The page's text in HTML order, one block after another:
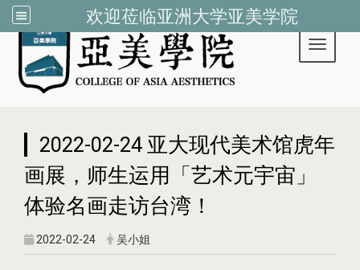
欢迎莅临亚洲大学亚美学院
Toggle
2022-02-24 亚大现代美术馆虎年
画展，师生运用「艺术元宇宙」
体验名画走访台湾！
2022-02-24 吴小姐